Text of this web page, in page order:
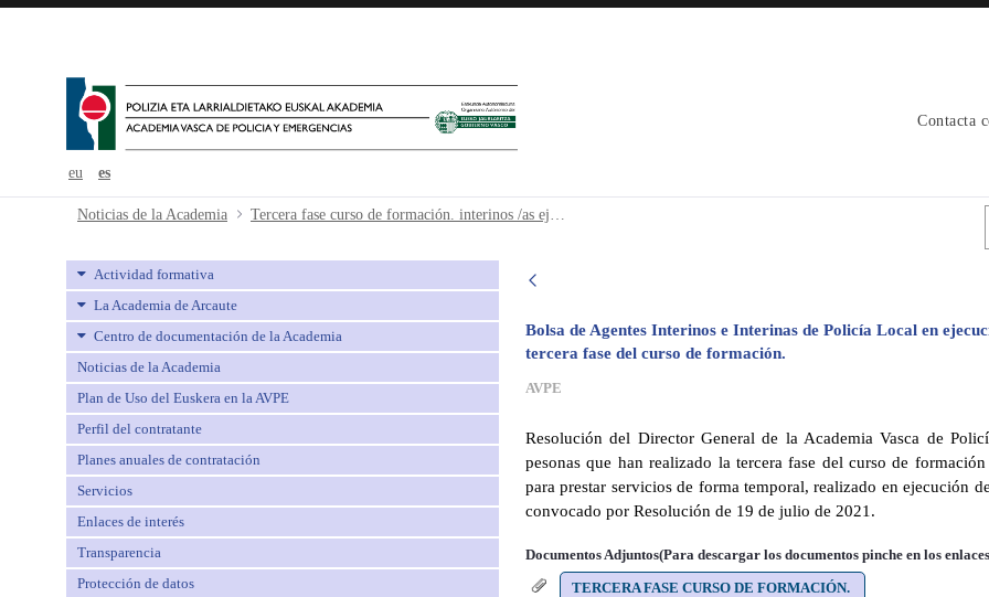
eu es
Contacta
Tercera fase curso de formación. interinos /as ejecución sentencia - avpe
Noticias de la Academia Tercera fase curso de formación. interinos /as ejecución sentencia
Actividad formativa
La Academia de Arcaute
Centro de documentación de la Academia
Noticias de la Academia
Plan de Uso del Euskera en la AVPE
Perfil del contratante
Planes anuales de contratación
Servicios
Enlaces de interés
Transparencia
Protección de datos
Bolsa de Agentes Interinos e Interinas de Policía Local en
tercera fase del curso de formación.
AVPE
Resolución del Director General de la Academia Vasca de
pesonas que han realizado la tercera fase del curso de
para prestar servicios de forma temporal, realizado en ejecución
convocado por Resolución de 19 de julio de 2021.
Documentos Adjuntos(Para descargar los documentos pinche en los
TERCERA FASE CURSO DE FORMACIÓN.